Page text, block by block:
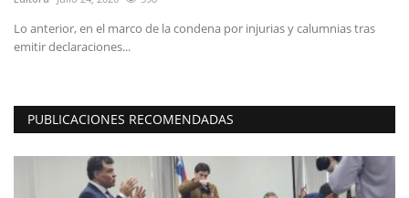
Lo anterior, en el marco de la condena por injurias y calumnias tras
emitir declaraciones...
PUBLICACIONES RECOMENDADAS